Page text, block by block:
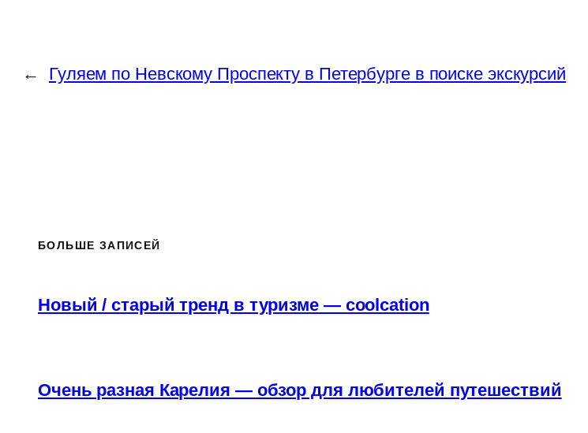
← Гуляем по Невскому Проспекту в Петербурге в поиске экскурсий
БОЛЬШЕ ЗАПИСЕЙ
Новый / старый тренд в туризме — coolcation
Очень разная Карелия — обзор для любителей путешествий